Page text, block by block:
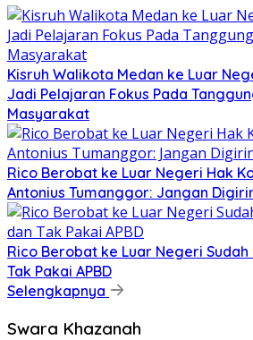
Kisruh Walikota Medan ke Luar
Jadi Pelajaran Fokus Pada
Masyarakat
Rico Berobat ke Luar Negeri Hak
Antonius Tumanggor: Jangan
Rico Berobat ke Luar Negeri
Tak Pakai APBD
Selengkapnya
Swara Khazanah